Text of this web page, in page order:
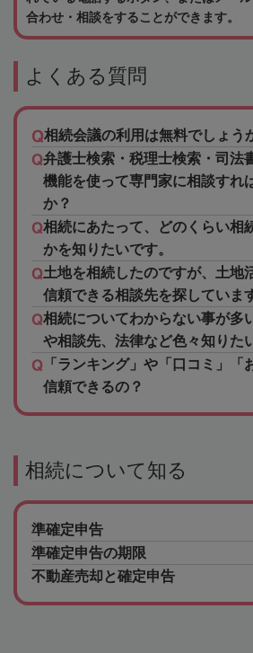
合わせ・相談をすることができます。
よくある質問
相続会議の利用は無料でしょう
弁護士検索・税理士検索・司法
機能を使って専門家に相談すれ
か？
相続にあたって、どのくらい相
かを知りたいです。
土地を相続したのですが、土地
信頼できる相談先を探していま
相続についてわからない事が多
や相談先、法律など色々知りた
「ランキング」や「口コミ」「
信頼できるの？
相続について知る
準確定申告
準確定申告の期限
不動産売却と確定申告